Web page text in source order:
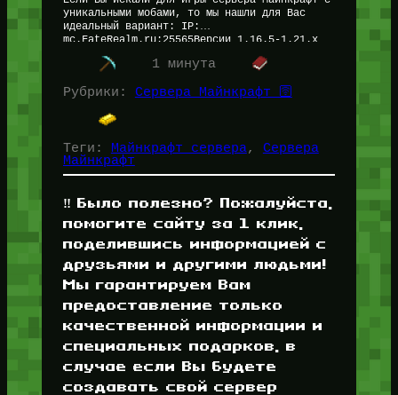
уникальными мобами, то мы нашли для Вас
идеальный вариант: IP:
mc.FateRealm.ru:25565Версии 1.16.5-1.21.x
Этот сервер Minecraft предоставляет не
просто уникальных мобов — здесь…
1 минута
Рубрики: Сервера Майнкрафт 🛜
Теги: Майнкрафт сервера, Сервера
Майнкрафт
‼️ Было полезно? Пожалуйста,
помогите сайту за 1 клик,
поделившись информацией с
друзьями и другими людьми!
Мы гарантируем Вам
предоставление только
качественной информации и
специальных подарков, в
случае если Вы будете
создавать свой сервер